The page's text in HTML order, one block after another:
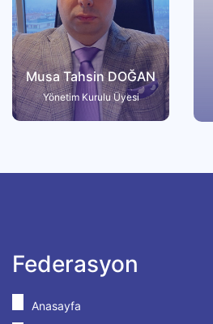
Musa Tahsin DOĞAN
Yönetim Kurulu Üyesi
Federasyon
Anasayfa